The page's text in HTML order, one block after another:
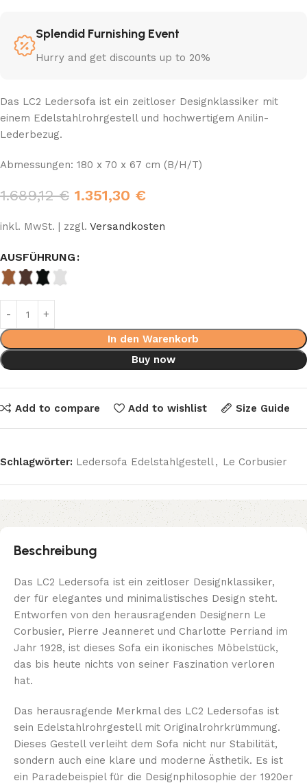
Splendid Furnishing Event
Hurry and get discounts up to 20%
Das LC2 Ledersofa ist ein zeitloser Designklassiker mit
einem Edelstahlrohrgestell und hochwertigem Anilin-
Lederbezug.
Abmessungen: 180 x 70 x 67 cm (B/H/T)
1.689,12€ 1.351,30 €
inkl. MwSt. | zzgl. Versandkosten
AUSFÜHRUNG
In den Warenkorb
Buy now
Add to compare Add to wishlist Size Guide
Schlagwörter: Ledersofa Edelstahlgestell, Le Corbusier
Beschreibung
Das LC2 Ledersofa ist ein zeitloser Designklassiker,
der für elegantes und minimalistisches Design steht.
Entworfen von den herausragenden Designern Le
Corbusier, Pierre Jeanneret und Charlotte Perriand im
Jahr 1928, ist dieses Sofa ein ikonisches Möbelstück,
das bis heute nichts von seiner Faszination verloren
hat.
Das herausragende Merkmal des LC2 Ledersofas ist
sein Edelstahlrohrgestell mit Originalrohrkrümmung.
Dieses Gestell verleiht dem Sofa nicht nur Stabilität,
sondern auch eine klare und moderne Ästhetik. Es ist
ein Paradebeispiel für die Designphilosophie der 1920er